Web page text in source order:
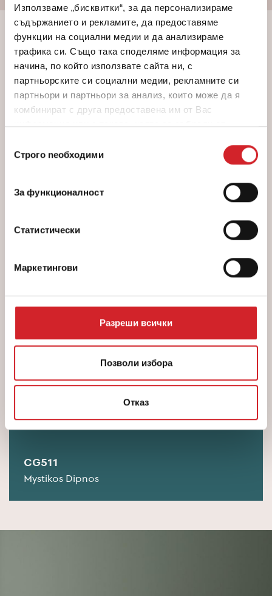
Използваме „бисквитки“, за да персонализираме
съдържанието и рекламите, да предоставяме
функции на социални медии и да анализираме
трафика си. Също така споделяме информация за
начина, по който използвате сайта ни, с
партньорските си социални медии, рекламните си
партньори и партньори за анализ, които може да я
комбинират с друга предоставена им от Вас
информация или с такава, която са събрали от
наСтрого nеобходими
За функционалност
Статистически
Маркетингови
Разреши всички
Позволи избора
Отказ
Цветови Комбинации:
CG642
Kourabies
CG511
Mystikos Dipnos